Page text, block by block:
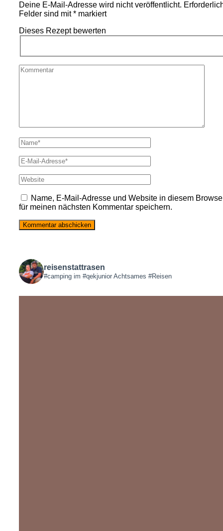
Deine E-Mail-Adresse wird nicht veröffentlicht.
Felder sind mit* markiert
Dieses Rezept bewerten
Name, E-Mail-Adresse und Website in diesem
für meinen nächsten Kommentar speichern.
reisenstattrasen
#camping im #qekjunior Achtsames #Reisen